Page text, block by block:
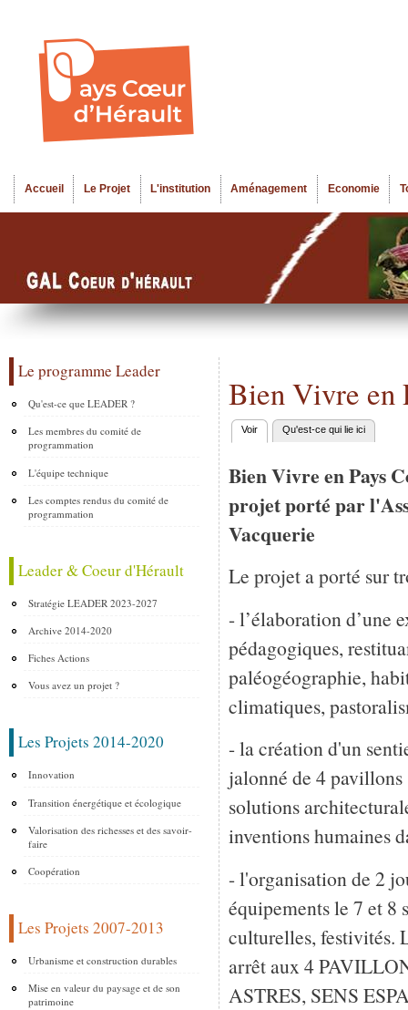
Menu principal
Accueil Le Projet L'institution Aménagement Economie
Le programme Leader
Qu'est-ce que LEADER ?
Les membres du comité de
programmation
L'équipe technique
Les comptes rendus du comité de
programmation
Leader & Coeur d'Hérault
Stratégie LEADER 2023-2027
Archive 2014-2020
Fiches Actions
Vous avez un projet ?
Les Projets 2014-2020
Innovation
Transition énergétique et écologique
Valorisation des richesses et des savoir-
faire
Coopération
Les Projets 2007-2013
Urbanisme et construction durables
Mise en valeur du paysage et de son
patrimoine
Bien Vivre en
Onglets principaux
Voir (onglet actif)
Qu'est-ce qui lie ici
Bien Vivre en Pays
projet porté par
Vacquerie
Le projet a porté sur
- l’élaboration d’une
pédagogiques,
paléogéographie,
climatiques,
- la création d'un
jalonné de 4
solutions
inventions humaines
- l'organisation de 2
équipements le 7 et 8
culturelles, festivités.
arrêt aux 4
ASTRES, SENS